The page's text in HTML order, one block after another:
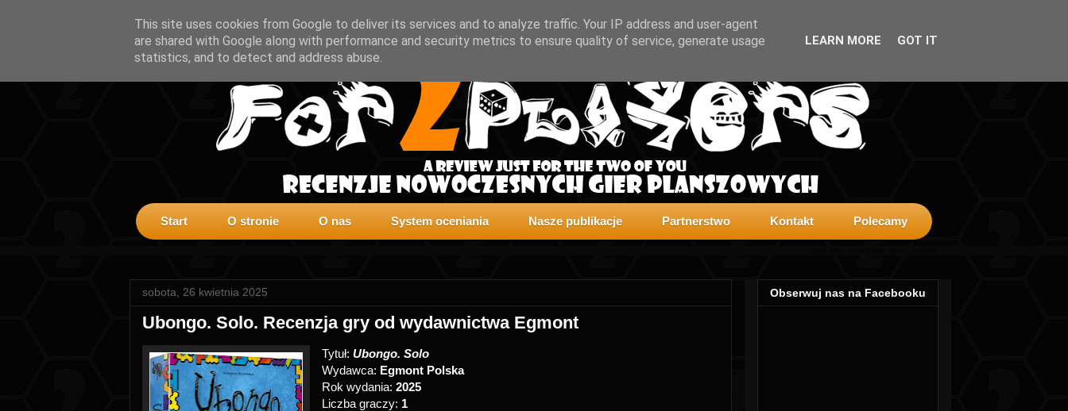
Start O stronie O nas System oceniania Nasze publikacje Partnerstwo Kontakt Polecamy
sobota, 26 kwietnia 2025
Ubongo. Solo. Recenzja gry od wydawnictwa Egmont
Tytuł: Ubongo. Solo
Wydawca: Egmont Polska
Rok wydania: 2025
Liczba graczy: 1
Obserwuj nas na Facebooku
This site uses cookies from Google to deliver its services and to analyze traffic. Your IP address and user-agent
are shared with Google along with performance and security metrics to ensure quality of service, generate usage
statistics, and to detect and address abuse.
LEARN MORE GOT IT